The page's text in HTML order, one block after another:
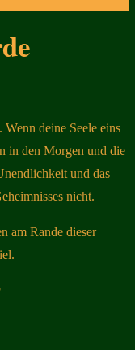
deine Seele eins
in den Morgen und die
und das
nicht.
am Rande dieser